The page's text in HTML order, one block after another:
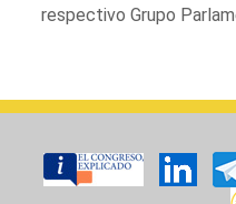
respectivo Grupo